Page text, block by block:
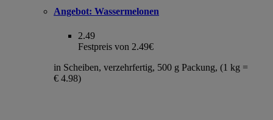
Angebot: Wassermelonen
2.49
Festpreis von 2.49€
in Scheiben, verzehrfertig, 500 g Packung, (1 kg =
€ 4.98)